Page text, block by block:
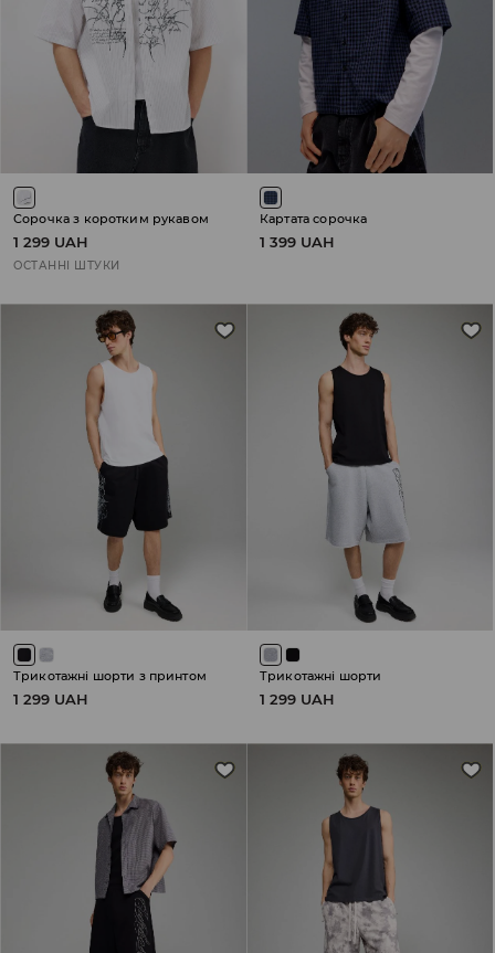
Сорочка з коротким рукавом
1 299 UAH
ОСТАННІ ШТУКИ
Картата сорочка
1 399 UAH
Трикотажні шорти з принтом
1 299 UAH
Трикотажні шорти
1 299 UAH